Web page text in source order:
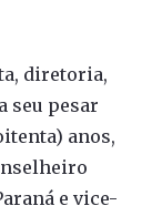
diretoria,
seu pesar
anos,
e vice-